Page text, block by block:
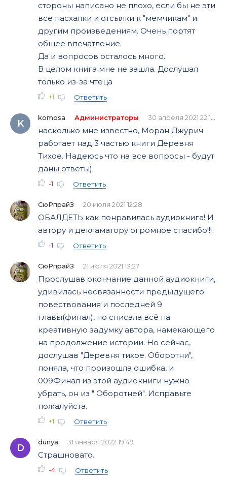
стороны написано не плохо, если бы не эти
все пасхалки и отсылки к "мемчикам" и
другим произведениям. Очень портят
общее впечатление.
Да и вопросов осталось много.
В целом книга мне не зашла. Дослушал
только из-за чтеца
+1 Ответить
K
komosa Администраторы 30 апреля 2021 22:14
насколько мне известно, Моран Джурич
работает над 3 частью книги Деревня
Тихое. Надеюсь что на все вопросы - будут
даны ответы).
-1 Ответить
СюРпрайЗ 20 июля 2021 12:28
ОБАЛДЕТЬ как понравилась аудиокнига! И
автору и декламатору огромное спасибо!!!
-1 Ответить
СюРпрайЗ 21 июля 2021 13:27
Прослушав окончание данной аудиокниги,
удивилась несвязанности предыдущего
повествования и последней 9
главы(финал), но списала всё на
креативную задумку автора, намекающего
на продолжение истории. Но сейчас,
дослушав "Деревня тихое. Оборотни",
поняла, что произошла ошибка, и
009Финал из этой аудиокниги нужно
убрать, он из " Оборотней". Исправьте
пожалуйста.
+1 Ответить
D
dunya 31 января 2022 19:49
Страшновато.
-4 Ответить